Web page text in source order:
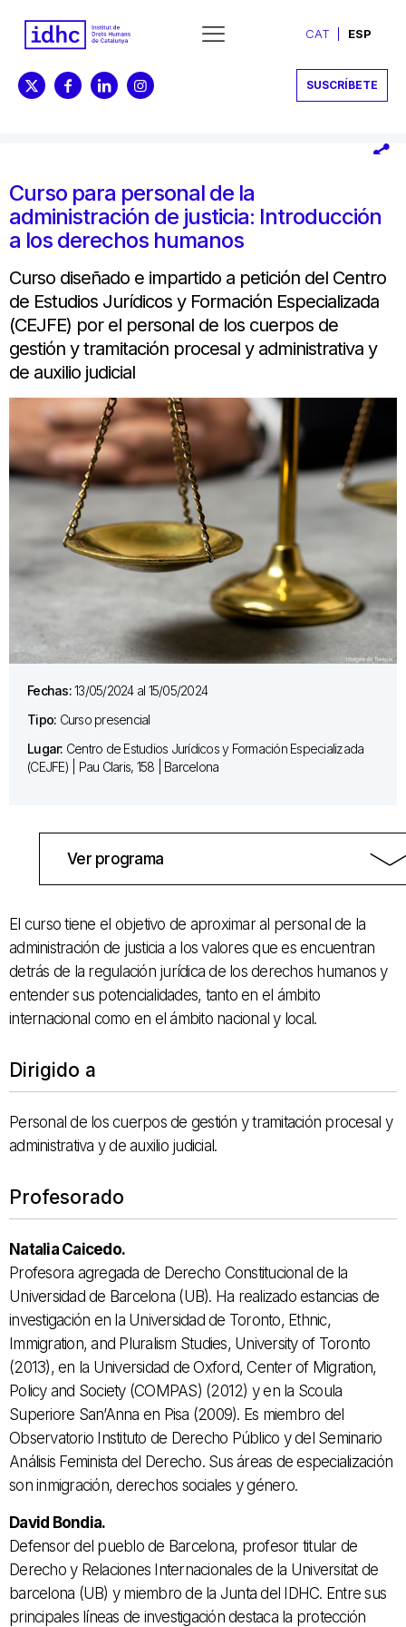
CAT ESP
SUSCRÍBETE
Curso para personal de la
administración de justicia: Introducción
a los derechos humanos
Curso diseñado e impartido a petición del Centro
de Estudios Jurídicos y Formación Especializada
(CEJFE) por el personal de los cuerpos de
gestión y tramitación procesal y administrativa y
de auxilio judicial
Fechas:13/05/2024 al 15/05/2024
Tipo: Curso presencial
Lugar: Centro de Estudios Jurídicos y Formación Especializada
(CEJFE) | Pau Claris, 158 | Barcelona
Ver programa
El curso tiene el objetivo de aproximar al personal de la
administración de justicia a los valores que es encuentran
detrás de la regulación jurídica de los derechos humanos y
entender sus potencialidades, tanto en el ámbito
internacional como en el ámbito nacional y local.
Dirigido a
Personal de los cuerpos de gestión y tramitación procesal y
administrativa y de auxilio judicial.
Profesorado
Natalia Caicedo.
Profesora agregada de Derecho Constitucional de la
Universidad de Barcelona (UB). Ha realizado estancias de
investigación en la Universidad de Toronto, Ethnic,
Immigration, and Pluralism Studies, University of Toronto
(2013), en la Universidad de Oxford, Center of Migration,
Policy and Society (COMPAS) (2012) y en la Scoula
Superiore San’Anna en Pisa (2009). Es miembro del
Observatorio Instituto de Derecho Público y del Seminario
Análisis Feminista del Derecho. Sus áreas de especialización
son inmigración, derechos sociales y género.
David Bondia.
Defensor del pueblo de Barcelona, profesor titular de
Derecho y Relaciones Internacionales de la Universitat de
barcelona (UB) y miembro de la Junta del IDHC. Entre sus
principales líneas de investigación destaca la protección